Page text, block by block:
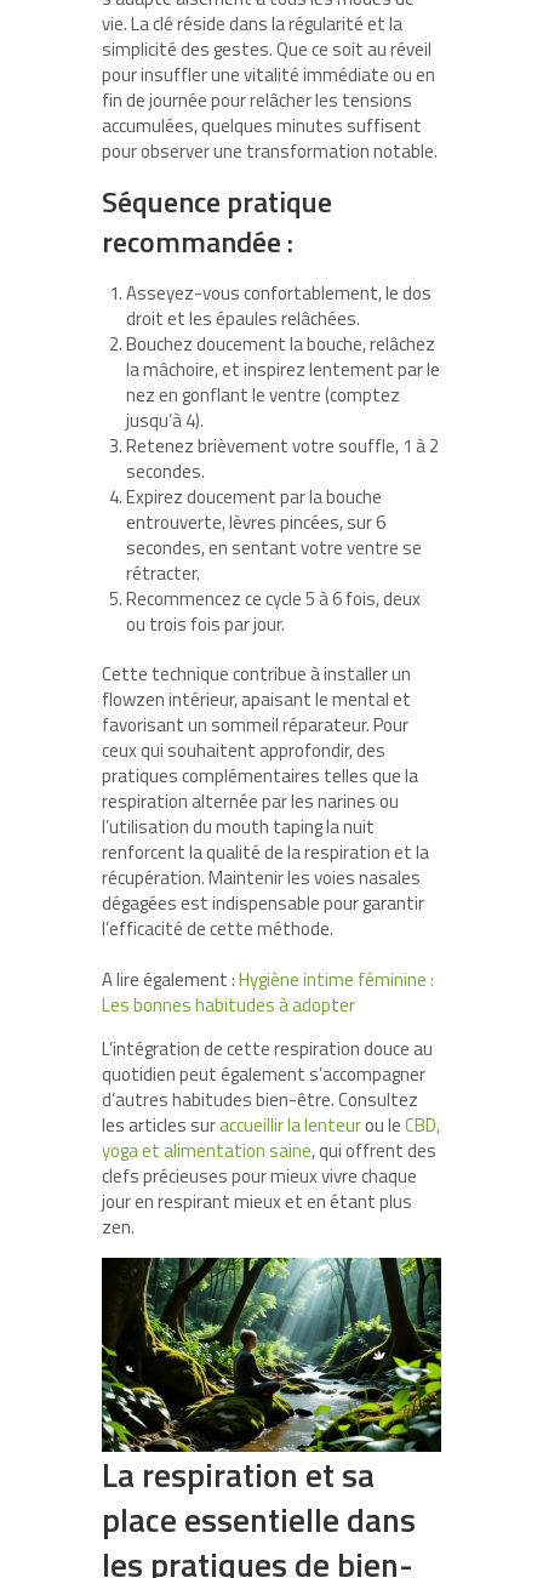
vie. La clé réside dans la régularité et la
simplicité des gestes. Que ce soit au réveil
pour insuffler une vitalité immédiate ou en
fin de journée pour relâcher les tensions
accumulées, quelques minutes suffisent
pour observer une transformation notable.
Séquence pratique
recommandée :
Asseyez-vous confortablement, le dos
droit et les épaules relâchées.
Bouchez doucement la bouche, relâchez
la mâchoire, et inspirez lentement par le
nez en gonflant le ventre (comptez
jusqu’à 4).
Retenez brièvement votre souffle, 1 à 2
secondes.
Expirez doucement par la bouche
entrouverte, lèvres pincées, sur 6
secondes, en sentant votre ventre se
rétracter.
Recommencez ce cycle 5 à 6 fois, deux
ou trois fois par jour.
Cette technique contribue à installer un
flowzen intérieur, apaisant le mental et
favorisant un sommeil réparateur. Pour
ceux qui souhaitent approfondir, des
pratiques complémentaires telles que la
respiration alternée par les narines ou
l’utilisation du mouth taping la nuit
renforcent la qualité de la respiration et la
récupération. Maintenir les voies nasales
dégagées est indispensable pour garantir
l’efficacité de cette méthode.
A lire également :Hygiène intime féminine :
Les bonnes habitudes à adopter
L’intégration de cette respiration douce au
quotidien peut également s’accompagner
d’autres habitudes bien-être. Consultez
les articles suraccueillir la lenteurou leCBD,
yoga et alimentation saine, qui offrent des
clefs précieuses pour mieux vivre chaque
jour en respirant mieux et en étant plus
zen.
La respiration et sa
place essentielle dans
les pratiques de bien-